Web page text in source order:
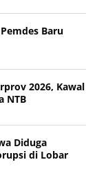
Baru
2026, Kawal
NTB
Diduga
di Lobar